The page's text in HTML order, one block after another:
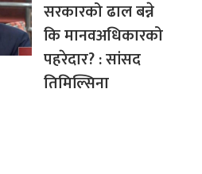
सरकारको ढाल बन्ने
कि मानवअधिकारको
पहरेदार? : सांसद
तिमिल्सिना